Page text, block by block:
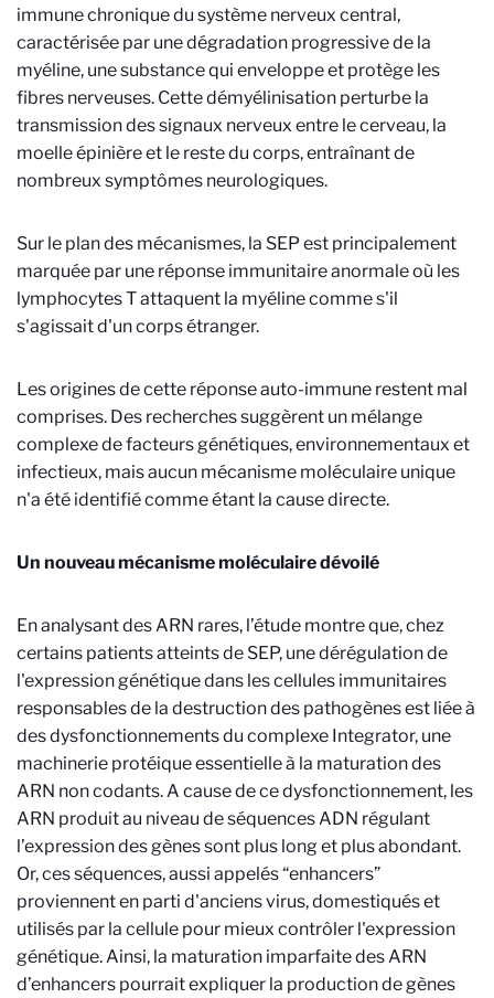
immune chronique du système nerveux central,
caractérisée par une dégradation progressive de la
myéline, une substance qui enveloppe et protège les
fibres nerveuses. Cette démyélinisation perturbe la
transmission des signaux nerveux entre le cerveau, la
moelle épinière et le reste du corps, entraînant de
nombreux symptômes neurologiques.
Sur le plan des mécanismes, la SEP est principalement
marquée par une réponse immunitaire anormale où les
lymphocytes T attaquent la myéline comme s'il
s'agissait d'un corps étranger.
Les origines de cette réponse auto-immune restent mal
comprises. Des recherches suggèrent un mélange
complexe de facteurs génétiques, environnementaux et
infectieux, mais aucun mécanisme moléculaire unique
n'a été identifié comme étant la cause directe.
Un nouveau mécanisme moléculaire dévoilé
En analysant des ARN rares, l’étude montre que, chez
certains patients atteints de SEP, une dérégulation de
l'expression génétique dans les cellules immunitaires
responsables de la destruction des pathogènes est liée à
des dysfonctionnements du complexe Integrator, une
machinerie protéique essentielle à la maturation des
ARN non codants. A cause de ce dysfonctionnement, les
ARN produit au niveau de séquences ADN régulant
l’expression des gènes sont plus long et plus abondant.
Or, ces séquences, aussi appelés “enhancers”
proviennent en parti d'anciens virus, domestiqués et
utilisés par la cellule pour mieux contrôler l'expression
génétique. Ainsi, la maturation imparfaite des ARN
d’enhancers pourrait expliquer la production de gènes